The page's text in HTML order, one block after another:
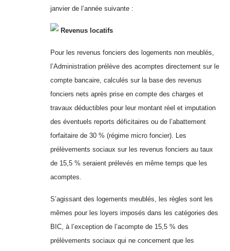
janvier de l’année suivante :
Revenus locatifs
Pour les revenus fonciers des logements non meublés,
l’Administration prélève des acomptes directement sur le
compte bancaire, calculés sur la base des revenus
fonciers nets après prise en compte des charges et
travaux déductibles pour leur montant réel et imputation
des éventuels reports déficitaires ou de l’abattement
forfaitaire de 30 % (régime micro foncier). Les
prélèvements sociaux sur les revenus fonciers au taux
de 15,5 % seraient prélevés en même temps que les
acomptes.
S’agissant des logements meublés, les règles sont les
mêmes pour les loyers imposés dans les catégories des
BIC, à l’exception de l’acompte de 15,5 % des
prélèvements sociaux qui ne concernent que les